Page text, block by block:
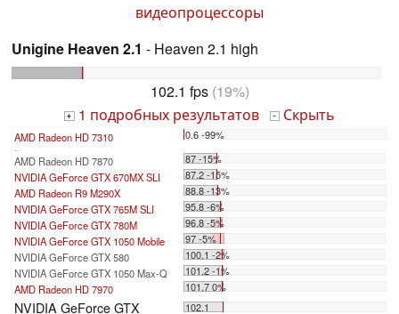
видеопроцессоры
Unigine Heaven 2.1 - Heaven 2.1 high
102.1 fps(19%)
+ 1 подробных результатов - Скрыть
AMD Radeon HD 7310 0.6 -99%
...
AMD Radeon HD 7870
87 -15%
NVIDIA GeForce GTX 670MX SLI
87.2 -15%
AMD Radeon R9 M290X
88.8 -13%
NVIDIA GeForce GTX 765M SLI
95.8 -6%
NVIDIA GeForce GTX 780M
96.8 -5%
NVIDIA GeForce GTX 1050 Mobile
97 -5%
NVIDIA GeForce GTX 580
100.1 -2%
NVIDIA GeForce GTX 1050 Max-Q
101.2 -1%
AMD Radeon HD 7970
101.7 0%
NVIDIA GeForce GTX
102.1